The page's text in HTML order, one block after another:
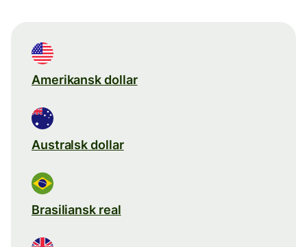
Amerikansk dollar
Australsk dollar
Brasiliansk real